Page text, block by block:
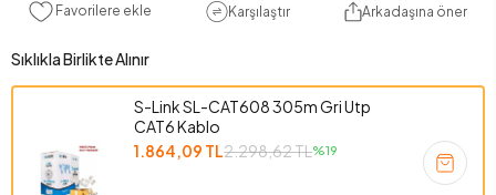
Favorilere ekle Karşılaştır Arkadaşına öner
Sıklıkla Birlikte Alınır
S-Link SL-CAT608 305m Gri Utp
CAT6 Kablo
1.864,09 TL2.298,62 TL%19